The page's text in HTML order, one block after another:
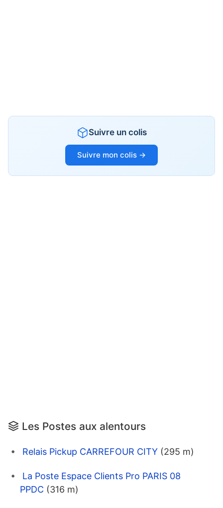
Suivre un colis
Suivre mon colis →
Les Postes aux alentours
Relais Pickup CARREFOUR CITY (295 m)
La Poste Espace Clients Pro PARIS 08
PPDC (316 m)